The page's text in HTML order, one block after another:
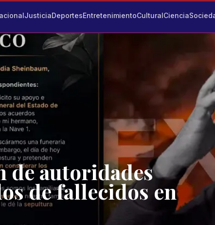
JusticiaDeportesEntretenimientoCulturalCiencia
de autoridades
de fallecidos en